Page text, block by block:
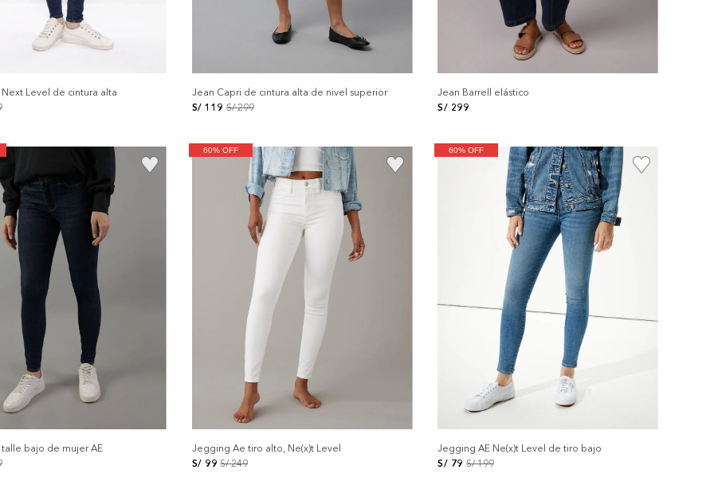
Level de cintura alta
Jean Capri de cintura alta de nivel superior
S/ 119 S/ 299
Jean Barrell elástico
S/ 299
bajo de mujer AE
60% OFF
Jegging Ae tiro alto, Ne(x)t Level
S/ 99 S/ 249
60% OFF
Jegging AE Ne(x)t Level de tiro bajo
S/ 79 S/ 199